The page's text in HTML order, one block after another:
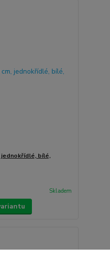
jednokřídlé, bílé,
Skladem